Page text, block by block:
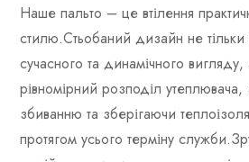
Наше пальто – це втілення
стилю.Стьобаний дизайн не
сучасного та динамічного
рівномірний розподіл
збиванню та зберігаючи
протягом усього терміну